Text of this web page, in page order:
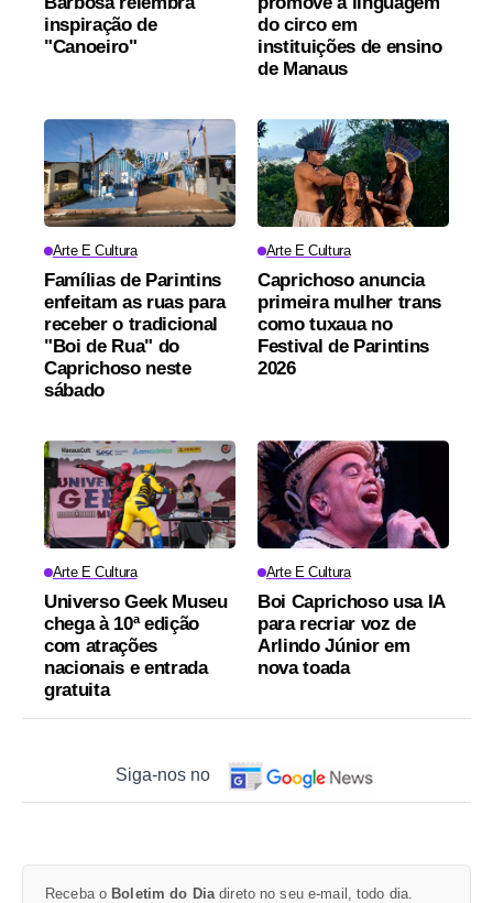
inspiração de
"Canoeiro"
do circo em
instituições de ensino
de Manaus
Arte E Cultura
Famílias de Parintins
enfeitam as ruas para
receber o tradicional
"Boi de Rua" do
Caprichoso neste
sábado
Arte E Cultura
Caprichoso anuncia
primeira mulher trans
como tuxaua no
Festival de Parintins
2026
Arte E Cultura
Universo Geek Museu
chega à 10ª edição
com atrações
nacionais e entrada
gratuita
Arte E Cultura
Boi Caprichoso usa IA
para recriar voz de
Arlindo Júnior em
nova toada
Siga-nos no
Receba o Boletim do Diadireto no seu e-mail, todo dia.